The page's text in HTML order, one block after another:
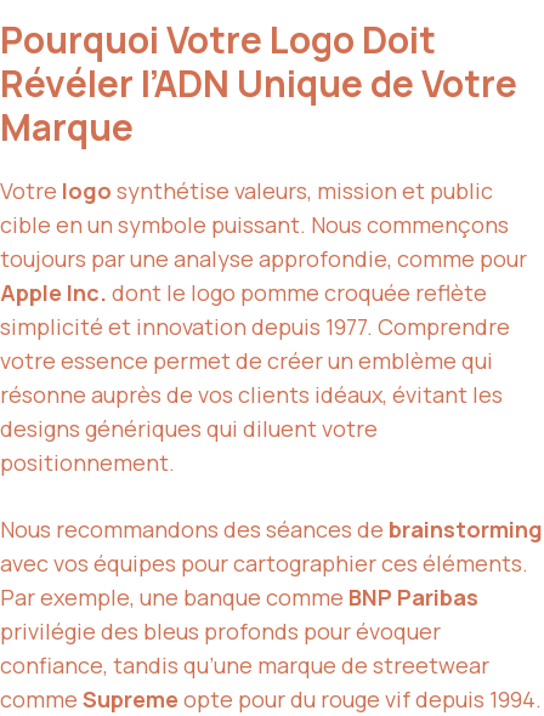
Pourquoi Votre Logo Doit
Révéler l’ADN Unique de Votre
Marque
Votre logo synthétise valeurs, mission et public
cible en un symbole puissant. Nous commençons
toujours par une analyse approfondie, comme pour
Apple Inc. dont le logo pomme croquée reflète
simplicité et innovation depuis 1977. Comprendre
votre essence permet de créer un emblème qui
résonne auprès de vos clients idéaux, évitant les
designs génériques qui diluent votre
positionnement.
Nous recommandons des séances de brainstorming
avec vos équipes pour cartographier ces éléments.
Par exemple, une banque comme BNP Paribas
privilégie des bleus profonds pour évoquer
confiance, tandis qu’une marque de streetwear
comme Supreme opte pour du rouge vif depuis 1994.